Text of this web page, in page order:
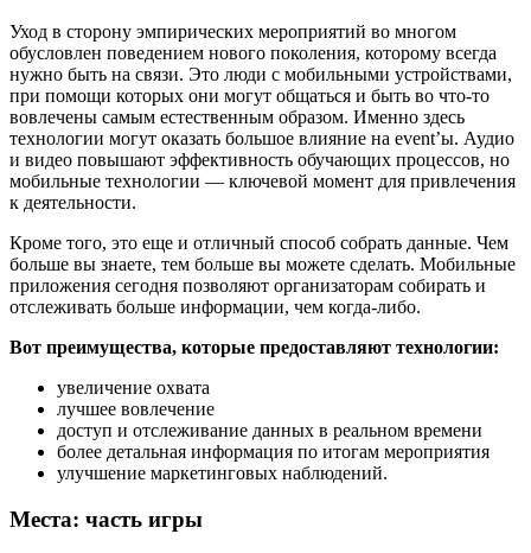
Уход в сторону эмпирических мероприятий во многом
обусловлен поведением нового поколения, которому всегда
нужно быть на связи. Это люди с мобильными устройствами,
при помощи которых они могут общаться и быть во что-то
вовлечены самым естественным образом. Именно здесь
технологии могут оказать большое влияние на event’ы. Аудио
и видео повышают эффективность обучающих процессов, но
мобильные технологии — ключевой момент для привлечения
к деятельности.
Кроме того, это еще и отличный способ собрать данные. Чем
больше вы знаете, тем больше вы можете сделать. Мобильные
приложения сегодня позволяют организаторам собирать и
отслеживать больше информации, чем когда-либо.
Вот преимущества, которые предоставляют технологии:
увеличение охвата
лучшее вовлечение
доступ и отслеживание данных в реальном времени
более детальная информация по итогам мероприятия
улучшение маркетинговых наблюдений.
Места: часть игры